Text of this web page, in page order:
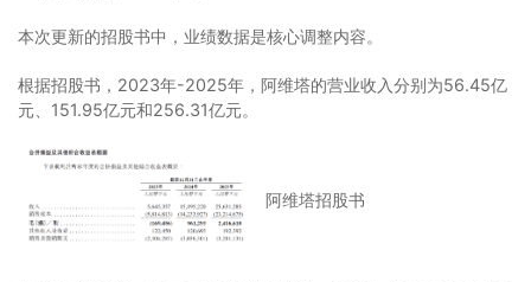
本次更新的招股书中，业绩数据是核心调整内容。
根据招股书，2023年-2025年，阿维塔的营业收入分别为56.45亿
元、151.95亿元和256.31亿元。
阿维塔招股书